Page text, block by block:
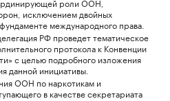
исключением двойных
международного права.
РФ проведет тематическое
протокола к Конвенции
с целью подробного изложения
данной инициативы.
ООН по наркотикам и
в качестве секретариата